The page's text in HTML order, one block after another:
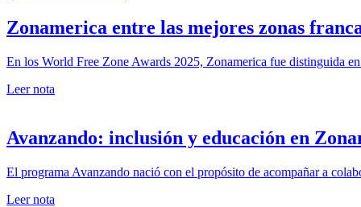
Zonamerica entre las mejores zonas
En los World Free Zone Awards 2025, Zonamerica fue distinguida
Leer nota
Avanzando: inclusión y educación en
El programa Avanzando nació con el propósito de acompañar a
Leer nota